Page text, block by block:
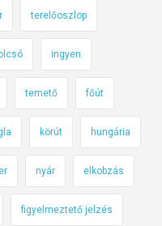
terelőoszlop
ingyen
temető főút
körút hungária
nyár elkobzás
figyelmeztető jelzés